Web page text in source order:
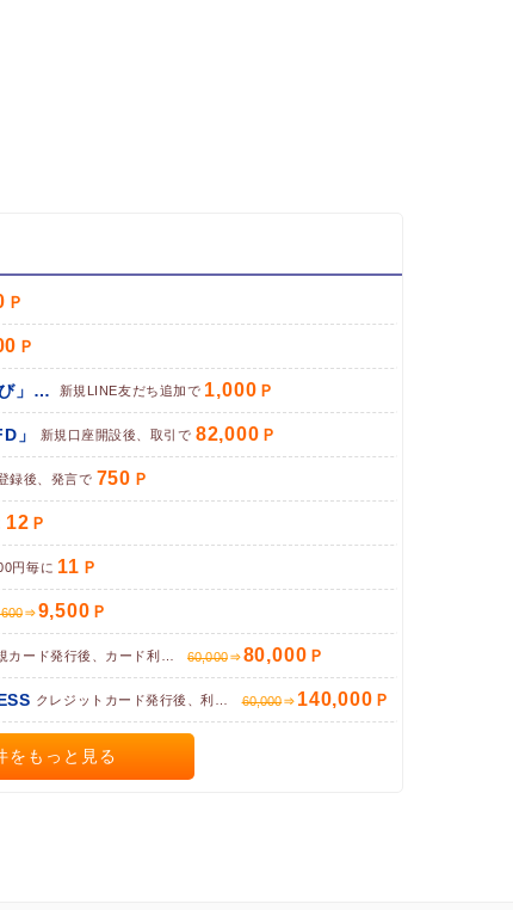
パン専門お取り寄せサイト「ぱん結び」（LINE友だち追加） 新規LINE友だち追加で 1,000
」 新規口座開設後、取引で 82,000
録後、発言で 750
12
円毎に 11
9,500
60,000 80,000
60,000 140,000
をもっと見る